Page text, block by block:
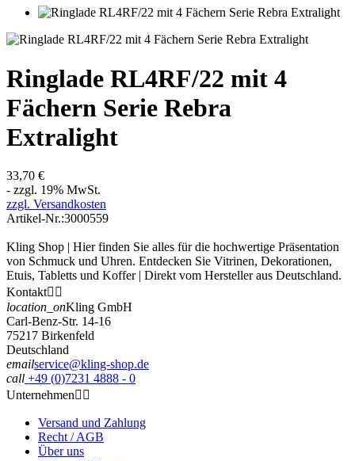
Ringlade RL4RF/22 mit 4
Fächern Serie Rebra
Extralight
33,70 €
- zzgl. 19% MwSt.
zzgl. Versandkosten
Artikel-Nr.:3000559
Kling Shop | Hier finden Sie alles für die hochwertige Präsentation
von Schmuck und Uhren. Entdecken Sie Vitrinen, Dekorationen,
Etuis, Tabletts und Koffer | Direkt vom Hersteller aus Deutschland.
Kontakt 
location_onKling GmbH
Carl-Benz-Str. 14-16
75217 Birkenfeld
Deutschland
emailservice@kling-shop.de
call +49 (0)7231 4888 - 0
Unternehmen 
Versand und Zahlung
Recht / AGB
Über uns